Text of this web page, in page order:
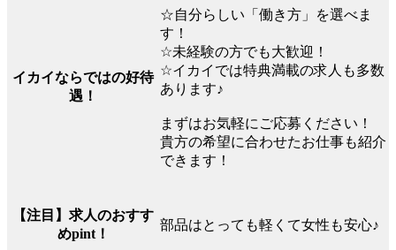
イカイならではの好待
遇！
☆自分らしい「働き方」を選べま
す！
☆未経験の方でも大歓迎！
☆イカイでは特典満載の求人も多数
あります♪
まずはお気軽にご応募ください！
貴方の希望に合わせたお仕事も紹介
できます！
【注目】求人のおすす
めpint！
部品はとっても軽くて女性も安心♪